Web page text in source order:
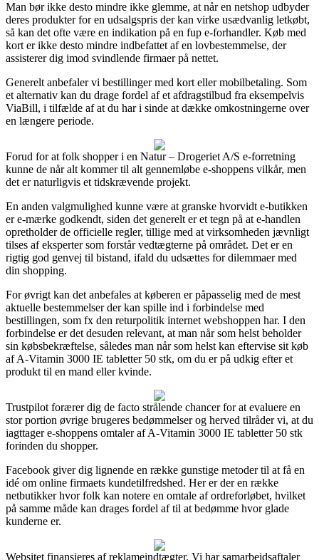
Man bør ikke desto mindre ikke glemme, at når en netshop udbyder
deres produkter for en udsalgspris der kan virke usædvanlig letkøbt,
så kan det ofte være en indikation på en fup e-forhandler. Køb med
kort er ikke desto mindre indbefattet af en lovbestemmelse, der
assisterer dig imod svindlende firmaer på nettet.
Generelt anbefaler vi bestillinger med kort eller mobilbetaling. Som
et alternativ kan du drage fordel af et afdragstilbud fra eksempelvis
ViaBill, i tilfælde af at du har i sinde at dække omkostningerne over
en længere periode.
Forud for at folk shopper i en Natur – Drogeriet A/S e-forretning
kunne de når alt kommer til alt gennemløbe e-shoppens vilkår, men
det er naturligvis et tidskrævende projekt.
En anden valgmulighed kunne være at granske hvorvidt e-butikken
er e-mærke godkendt, siden det generelt er et tegn på at e-handlen
opretholder de officielle regler, tillige med at virksomheden jævnligt
tilses af eksperter som forstår vedtægterne på området. Det er en
rigtig god genvej til bistand, ifald du udsættes for dilemmaer med
din shopping.
For øvrigt kan det anbefales at køberen er påpasselig med de mest
aktuelle bestemmelser der kan spille ind i forbindelse med
bestillingen, som fx den returpolitik internet webshoppen har. I den
forbindelse er det desuden relevant, at man når som helst beholder
sin købsbekræftelse, således man når som helst kan eftervise sit køb
af A-Vitamin 3000 IE tabletter 50 stk, om du er på udkig efter et
produkt til en mand eller kvinde.
Trustpilot forærer dig de facto strålende chancer for at evaluere en
stor portion øvrige brugeres bedømmelser og herved tilråder vi, at du
iagttager e-shoppens omtaler af A-Vitamin 3000 IE tabletter 50 stk
forinden du shopper.
Facebook giver dig lignende en række gunstige metoder til at få en
idé om online firmaets kundetilfredshed. Her er der en række
netbutikker hvor folk kan notere en omtale af ordreforløbet, hvilket
på samme måde kan drages fordel af til at bedømme hvor glade
kunderne er.
Websitet finansieres af reklameindtægter. Vi har samarbejdsaftaler